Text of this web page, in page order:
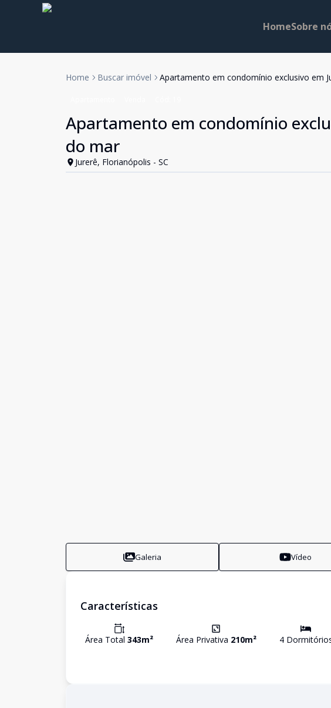
HomeSobre
Home Buscar imóvel Apartamento em condomínio exclusivo em
Apartamento em condomínio
do mar
Jurerê, Florianópolis - SC
Galeria Vídeo
Características
Área Total 343m² Área Privativa 210m² 4Dormitório